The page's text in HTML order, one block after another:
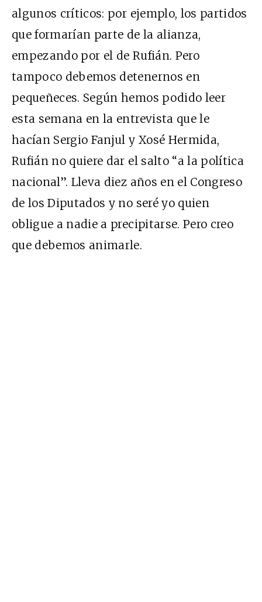
algunos críticos: por ejemplo, los partidos
que formarían parte de la alianza,
empezando por el de Rufián. Pero
tampoco debemos detenernos en
pequeñeces. Según hemos podido leer
esta semana en la entrevista que le
hacían Sergio Fanjul y Xosé Hermida,
Rufián no quiere dar el salto “a la política
nacional”. Lleva diez años en el Congreso
de los Diputados y no seré yo quien
obligue a nadie a precipitarse. Pero creo
que debemos animarle.